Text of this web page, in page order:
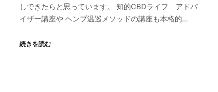
しできたらと思っています。 知的CBDライフ アドバ
イザー講座や ヘンプ温巡メソッドの講座も本格的…
続きを読む